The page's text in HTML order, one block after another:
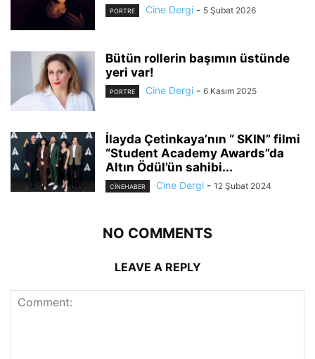
PORTRE Cine Dergi - 5 Şubat 2026
Bütün rollerin başımın üstünde
yeri var!
PORTRE Cine Dergi - 6 Kasım 2025
İlayda Çetinkaya’nın “ SKIN” filmi
“Student Academy Awards”da
Altın Ödül’ün sahibi...
CINEHABER Cine Dergi - 12 Şubat 2024
NO COMMENTS
LEAVE A REPLY